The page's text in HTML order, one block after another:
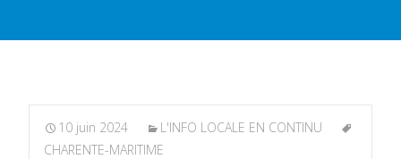
10 juin 2024
L'INFO LOCALE EN CONTINU
CHARENTE-MARITIME